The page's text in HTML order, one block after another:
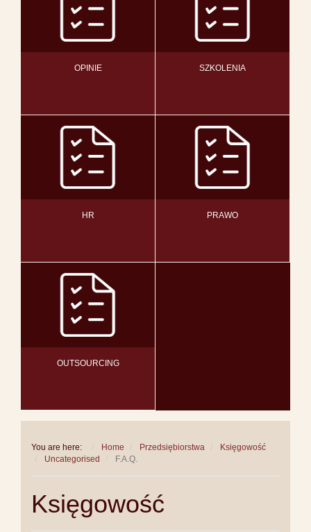
OPINIE SZKOLENIA
HR PRAWO
OUTSOURCING
You are here: Home Przedsiębiorstwa
Księgowość
Uncategorised
F.A.Q.
Księgowość